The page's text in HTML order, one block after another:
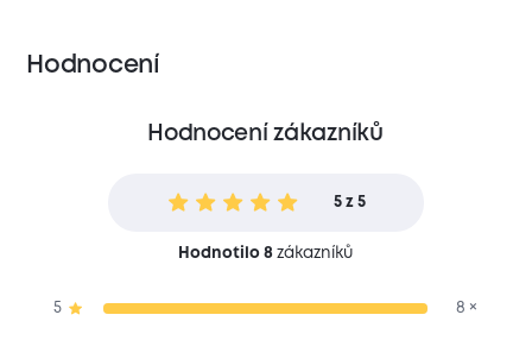
Hodnocení
Hodnocení zákazníků
5 z 5
Hodnotilo 8 zákazníků
5 8 ×